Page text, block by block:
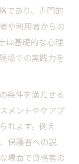
であり、専門的
や利用者からの
は基礎的な心理
場での実践力を
条件を満たせる
メントやケアプ
れます。例え
保護者への説
場面で資格者の